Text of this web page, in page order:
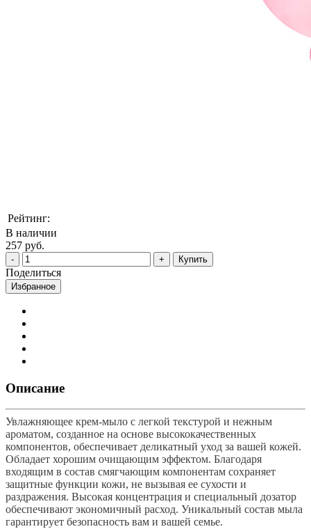
Рейтинг:
В наличии
257 руб.
Купить
Поделиться
Избранное
Описание
Увлажняющее крем-мыло с легкой текстурой и нежным
ароматом, созданное на основе высококачественных
компонентов, обеспечивает деликатный уход за вашей кожей.
Обладает хорошим очищающим эффектом. Благодаря
входящим в состав смягчающим компонентам сохраняет
защитные функции кожи, не вызывая ее сухости и
раздражения. Высокая концентрация и специальный дозатор
обеспечивают экономичный расход. Уникальный состав мыла
гарантирует безопасность вам и вашей семье.